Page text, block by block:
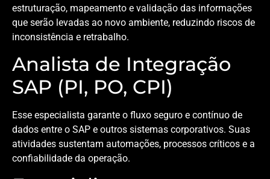
estruturação, mapeamento e validação das informações
que serão levadas ao novo ambiente, reduzindo riscos de
inconsistência e retrabalho.
Analista de Integração
SAP (PI, PO, CPI)
Esse especialista garante o fluxo seguro e contínuo de
dados entre o SAP e outros sistemas corporativos. Suas
atividades sustentam automações, processos críticos e a
confiabilidade da operação.